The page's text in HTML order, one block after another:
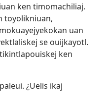
ken timomachiliaj.
toyolikniuan,
uan
se ouijkayotl.
ken
¿Uelis ikaj